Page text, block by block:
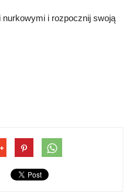
i rozpocznij swoją